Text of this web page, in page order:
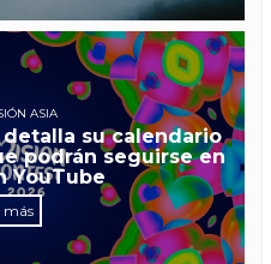
ASIA
detalla su calendario
podrán seguirse en
YouTube
más